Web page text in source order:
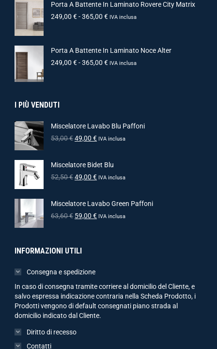
Porta A Battente In Laminato Rovere City Matrix
249,00 €-365,00 € IVA inclusa
Porta A Battente In Laminato Noce Alter
249,00 €-365,00 € IVA inclusa
I PIÙ VENDUTI
Miscelatore Lavabo Blu Paffoni
53,00€49,00 € IVA inclusa
Miscelatore Bidet Blu
52,50€49,00 € IVA inclusa
Miscelatore Lavabo Green Paffoni
63,60€ 59,00 € IVA inclusa
INFORMAZIONI UTILI
Consegna e spedizione
In caso di consegna tramite corriere al domicilio del Cliente, e
salvo espressa indicazione contraria nella Scheda Prodotto, i
Prodotti vengono di default consegnati piano strada al
domicilio indicato dal Cliente.
Diritto di recesso
Contatti